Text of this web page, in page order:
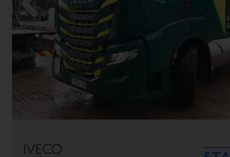
Previous
IVECO